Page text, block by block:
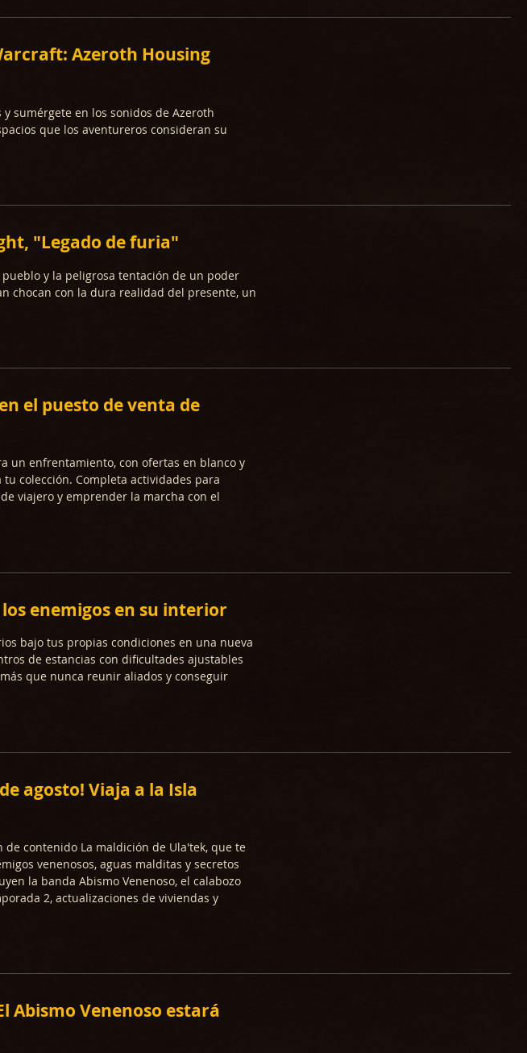
Azeroth Housing
sumérgete en los sonidos de Azeroth
que los aventureros consideran su
"Legado de furia"
y la peligrosa tentación de un poder
chocan con la dura realidad del presente, un
el puesto de venta de
un enfrentamiento, con ofertas en blanco y
colección. Completa actividades para
viajero y emprender la marcha con el
enemigos en su interior
bajo tus propias condiciones en una nueva
de estancias con dificultades ajustables
que nunca reunir aliados y conseguir
agosto! Viaja a la Isla
contenido La maldición de Ula'tek, que te
venenosos, aguas malditas y secretos
la banda Abismo Venenoso, el calabozo
2, actualizaciones de viviendas y
Abismo Venenoso estará